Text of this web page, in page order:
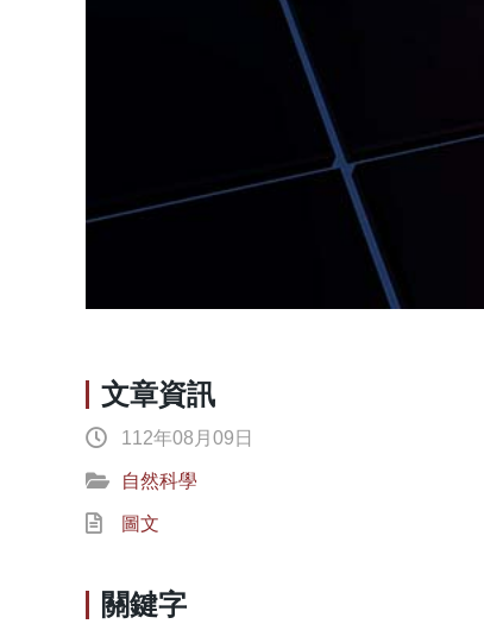
文章資訊
112年08月09日
自然科學
圖文
關鍵字